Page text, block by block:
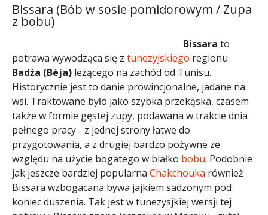
Bissara (Bób w sosie pomidorowym / Zupa
z bobu)
Bissara to
potrawa wywodząca się z tunezyjskiego regionu
Badża (Béja) leżącego na zachód od Tunisu.
Historycznie jest to danie prowincjonalne, jadane na
wsi. Traktowane było jako szybka przekąska, czasem
także w formie gęstej zupy, podawana w trakcie dnia
pełnego pracy - z jednej strony łatwe do
przygotowania, a z drugiej bardzo pożywne ze
względu na użycie bogatego w białko bobu. Podobnie
jak jeszcze bardziej popularna Chakchouka również
Bissara wzbogacana bywa jajkiem sadzonym pod
koniec duszenia. Tak jest w tunezysjkiej wersji tej